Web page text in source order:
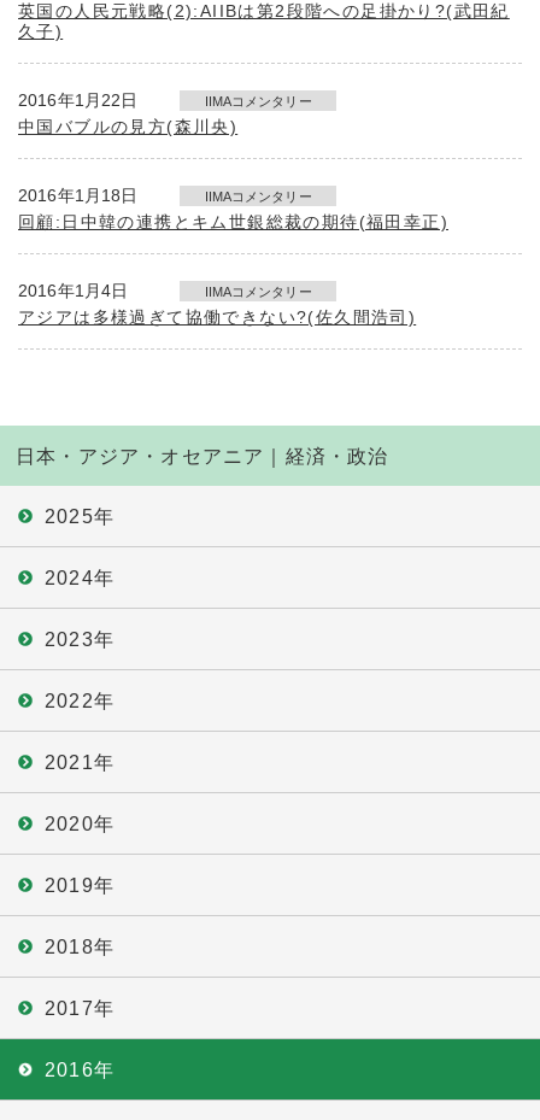
英国の人民元戦略(2):AIIBは第2段階への足掛かり?(武田紀
久子)
2016年1月22日 IIMAコメンタリー
中国バブルの見方(森川央)
2016年1月18日 IIMAコメンタリー
回顧:日中韓の連携とキム世銀総裁の期待(福田幸正)
2016年1月4日 IIMAコメンタリー
アジアは多様過ぎて協働できない?(佐久間浩司)
日本・アジア・オセアニア｜経済・政治
2025年
2024年
2023年
2022年
2021年
2020年
2019年
2018年
2017年
2016年